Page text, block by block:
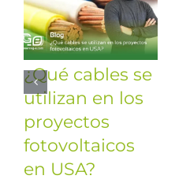
¿Qué cables se
utilizan en los
proyectos
fotovoltaicos
en USA?